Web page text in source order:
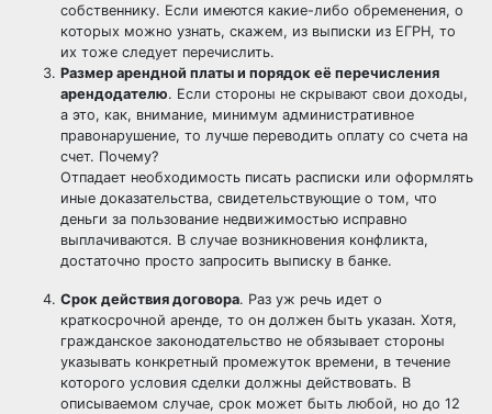
собственнику. Если имеются какие-либо обременения, о
которых можно узнать, скажем, из выписки из ЕГРН, то
их тоже следует перечислить.
Размер арендной платы и порядок её перечисления
арендодателю. Если стороны не скрывают свои доходы,
а это, как, внимание, минимум административное
правонарушение, то лучше переводить оплату со счета на
счет. Почему?
Отпадает необходимость писать расписки или оформлять
иные доказательства, свидетельствующие о том, что
деньги за пользование недвижимостью исправно
выплачиваются. В случае возникновения конфликта,
достаточно просто запросить выписку в банке.
Срок действия договора. Раз уж речь идет о
краткосрочной аренде, то он должен быть указан. Хотя,
гражданское законодательство не обязывает стороны
указывать конкретный промежуток времени, в течение
которого условия сделки должны действовать. В
описываемом случае, срок может быть любой, но до 12